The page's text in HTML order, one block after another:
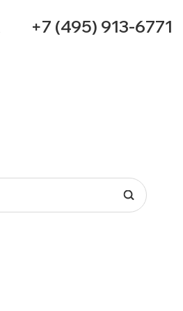
+7 (495) 913-6771